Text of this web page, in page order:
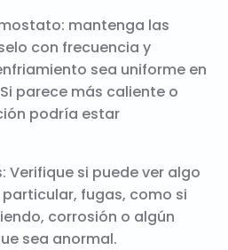
mantenga las
con frecuencia y
sea uniforme en
parece más caliente o
podría estar
Verifique si puede ver algo
particular, fugas, como si
corrosión o algún
sea anormal.